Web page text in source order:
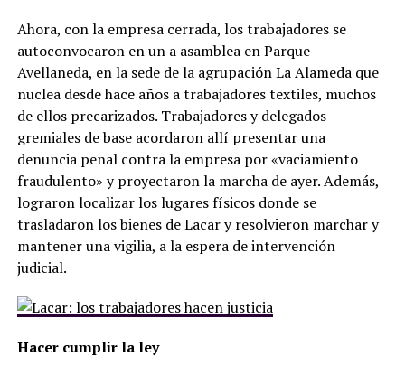
Ahora, con la empresa cerrada, los trabajadores se
autoconvocaron en un a asamblea en Parque
Avellaneda, en la sede de la agrupación La Alameda que
nuclea desde hace años a trabajadores textiles, muchos
de ellos precarizados. Trabajadores y delegados
gremiales de base acordaron allí presentar una
denuncia penal contra la empresa por «vaciamiento
fraudulento» y proyectaron la marcha de ayer. Además,
lograron localizar los lugares físicos donde se
trasladaron los bienes de Lacar y resolvieron marchar y
mantener una vigilia, a la espera de intervención
judicial.
Hacer cumplir la ley